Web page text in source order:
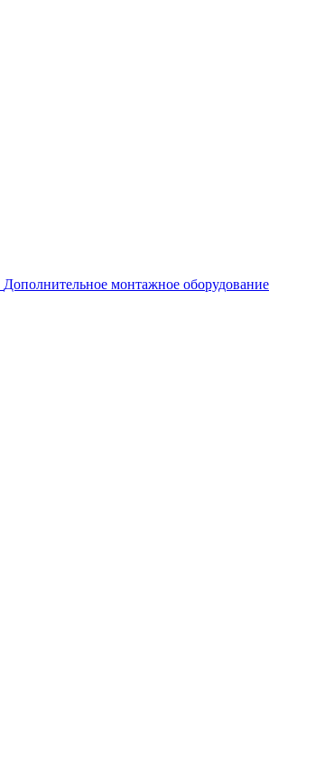
Дополнительное монтажное оборудование